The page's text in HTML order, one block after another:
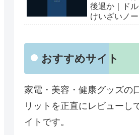
後退か｜ド
けいざいノ
おすすめサイト
家電・美容・健康グッズの
リットを正直にレビューし
イトです。